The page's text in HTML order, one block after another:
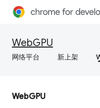
WebGPU
网络平台 新上架
WebGPU